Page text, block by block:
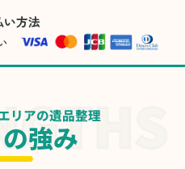
い方法
リアの遺品整理
強み